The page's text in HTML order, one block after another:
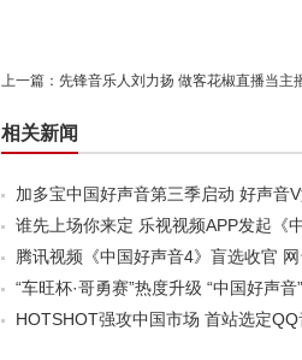
上一篇： 先锋音乐人刘力扬 做客花椒直播当主
相关新闻
加多宝中国好声音第三季启动 好声音
谁先上场你来定 乐视视频APP发起《
腾讯视频《中国好声音4》盲选收官
“车旺杯·哥勇赛”热度升级 “中国好声
HOTSHOT强攻中国市场 首站选定